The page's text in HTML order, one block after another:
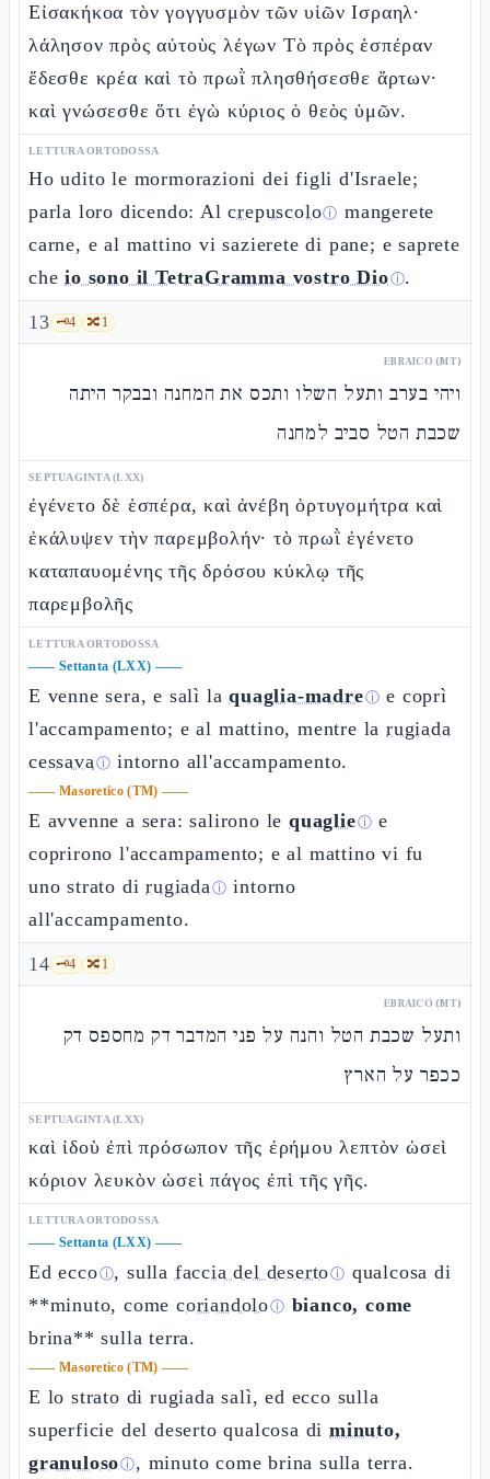
Εἰσακήκοα τὸν γογγυσμὸν τῶν υἱῶν Ισραηλ·
λάλησον πρὸς αὐτοὺς λέγων Τὸ πρὸς ἑσπέραν
ἔδεσθε κρέα καὶ τὸ πρωῒ πλησθήσεσθε ἄρτων·
καὶ γνώσεσθε ὅτι ἐγὼ κύριος ὁ θεὸς ὑμῶν.
LETTURA ORTODOSSA
Ho udito le mormorazioni dei figli d'Israele;
parla loro dicendo: Alcrepuscoloⓘ mangerete
carne, e al mattino vi sazierete di pane; e saprete
cheio sono il TetraGramma vostro Dioⓘ.
13 🗝️4 🔀1
EBRAICO (MT)
ויהי בערב ותעל השלו ותכס את המחנה ובבקר היתה
שכבת הטל סביב למחנה
SEPTUAGINTA (LXX)
ἐγένετο δὲ ἑσπέρα, καὶ ἀνέβη ὀρτυγομήτρα καὶ
ἐκάλυψεν τὴν παρεμβολήν· τὸ πρωῒ ἐγένετο
καταπαυομένης τῆς δρόσου κύκλῳ τῆς
παρεμβολῆς
LETTURA ORTODOSSA
—— Settanta (LXX) ——
E venne sera, e salì laquaglia-madreⓘ e coprì
l'accampamento; e al mattino, mentre la rugiada
cessavaⓘ intorno all'accampamento.
—— Masoretico (TM) ——
E avvenne a sera: salirono le quaglieⓘ e
coprirono l'accampamento; e al mattino vi fu
uno strato dirugiadaⓘ intorno
all'accampamento.
14 🗝️4 🔀1
EBRAICO (MT)
ותעל שכבת הטל והנה על פני המדבר דק מחספס דק
ככפר על הארץ
SEPTUAGINTA (LXX)
καὶ ἰδοὺ ἐπὶ πρόσωπον τῆς ἐρήμου λεπτὸν ὡσεὶ
κόριον λευκὸν ὡσεὶ πάγος ἐπὶ τῆς γῆς.
LETTURA ORTODOSSA
—— Settanta (LXX) ——
Edeccoⓘ, sulla faccia del desertoⓘ qualcosa di
**minuto, comecoriandoloⓘ bianco, come
brina** sulla terra.
—— Masoretico (TM) ——
E lo strato di rugiada salì, ed ecco sulla
superficie del deserto qualcosa diminuto,
granulosoⓘ, minuto come brina sulla terra.